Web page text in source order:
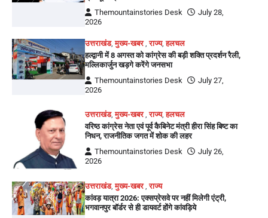
Themountainstories Desk
July 28,
2026
उत्तराखंड,मुख्य-खबर ,राज्य,हलचल
हल्द्वानी में 8 अगस्त को कांग्रेस की बड़ी शक्ति प्रदर्शन रैली,
मल्लिकार्जुन खड़गे करेंगे जनसभा
Themountainstories Desk
July 27,
2026
उत्तराखंड,मुख्य-खबर,राज्य,हलचल
वरिष्ठ कांग्रेस नेता एवं पूर्व कैबिनेट मंत्री हीरा सिंह बिष्ट का
निधन, राजनीतिक जगत में शोक की लहर
Themountainstories Desk
July 26,
2026
उत्तराखंड,मुख्य-खबर,राज्य
कांवड़ यात्रा 2026: एक्सप्रेसवे पर नहीं मिलेगी एंट्री,
भगवानपुर बॉर्डर से ही डायवर्ट होंगे कांवड़िये